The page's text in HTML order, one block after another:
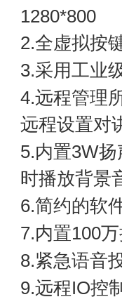
1280*800
2.全虚拟按
3.采用工业
4.远程管理
远程设置对
5.内置3W扬
时播放背景
6.简约的软
7.内置100
8.紧急语音
9.远程IO控